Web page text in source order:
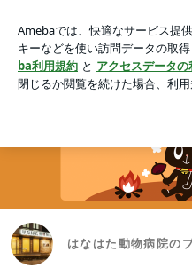
アプリをダウンロードして ブ
ょう。
はなはた動物病院の